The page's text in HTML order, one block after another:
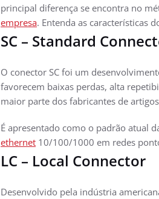
principal diferença se encontra no
empresa. Entenda as características
SC – Standard
O conector SC foi um
favorecem baixas perdas, alta
maior parte dos fabricantes de artigos
É apresentado como o padrão atual
ethernet 10/100/1000 em redes
LC – Local Connector
Desenvolvido pela indústria